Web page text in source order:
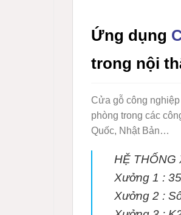
Ứng dụng
trong nội
Cửa gỗ công
phòng trong các
Quốc, Nhật Bản…
HỆ THỐNG
Xưởng 1 :
Xưởng 2 :